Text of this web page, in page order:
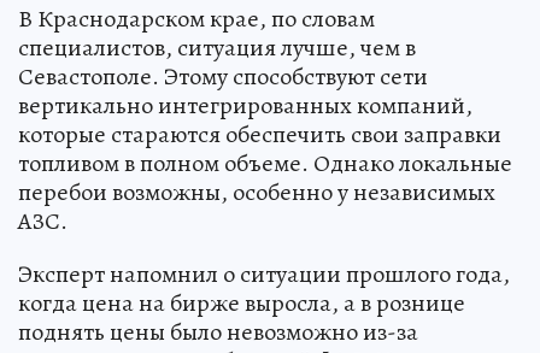
В Краснодарском крае, по словам
специалистов, ситуация лучше, чем в
Севастополе. Этому способствуют сети
вертикально интегрированных компаний,
которые стараются обеспечить свои заправки
топливом в полном объеме. Однако локальные
перебои возможны, особенно у независимых
АЗС.
Эксперт напомнил о ситуации прошлого года,
когда цена на бирже выросла, а в рознице
поднять цены было невозможно из-за